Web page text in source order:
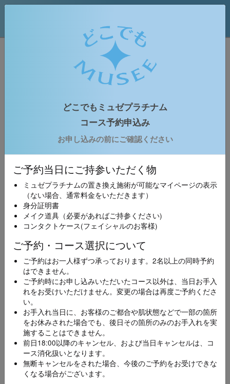
【新規】都度払いコース予約申込みフォ
ーム
どこでもミュゼプラチナム
コース予約申込み
お申し込みの前にご確認ください
ご予約当日にご持参いただく物
ミュゼプラチナムの置き換え施術が可能なマイページの表示
（ない場合、通常料金をいただきます）
身分証明書
メイク道具（必要があればご持参ください)
コンタクトケース(フェイシャルのお客様)
ご予約・コース選択について
ご予約はお一人様ずつ承っております。2名以上の同時予約
はできません。
ご予約時にお申し込みいただいたコース以外は、当日お手入
れをお受けいただけません。変更の場合は再度ご予約くださ
い。
お手入れ当日に、お客様のご都合や肌状態などで一部の箇所
をお休みされた場合でも、後日その箇所のみのお手入れを実
施することはできません。
前日18:00以降のキャンセル、および当日キャンセルは、コ
ース消化扱いとなります。
無断キャンセルをされた場合、今後のご予約をお受けできな
くなる場合がございます。
お申込みの流れ
1
ご予約情報の入力
下記のご予約申し込みフォームに必要事項をご入力
の上、お申し込みください。
2
申込内容の確認
ご入力いただきましたメールアドレス宛に予約確認
メールが送られます。 メールの内容をご確認くださ
ていただきます。
3
ご予約完了
ご予約の変更やキャンセルを希望の場合、直接ご予
約店舗にご連絡をお願いいたします。
必須 メニュー